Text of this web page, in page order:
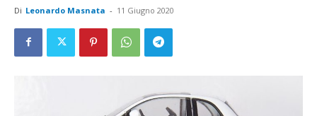
Di Leonardo Masnata - 11 Giugno 2020